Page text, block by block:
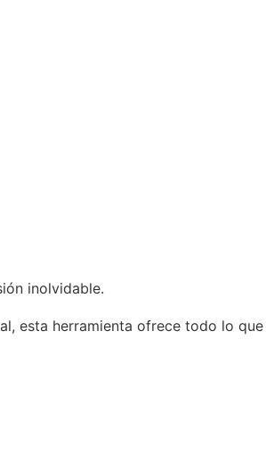
inolvidable.
esta herramienta ofrece todo lo